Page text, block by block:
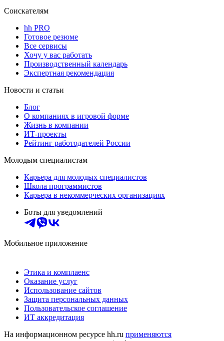
Соискателям
hh PRO
Готовое резюме
Все сервисы
Хочу у вас работать
Производственный календарь
Экспертная рекомендация
Новости и статьи
Блог
О компаниях в игровой форме
Жизнь в компании
ИТ-проекты
Рейтинг работодателей России
Молодым специалистам
Карьера для молодых специалистов
Школа программистов
Карьера в некоммерческих организациях
Боты для уведомлений
Мобильное приложение
Этика и комплаенс
Оказание услуг
Использование сайтов
Защита персональных данных
Пользовательское соглашение
ИТ аккредитация
На информационном ресурсе hh.ru применяются